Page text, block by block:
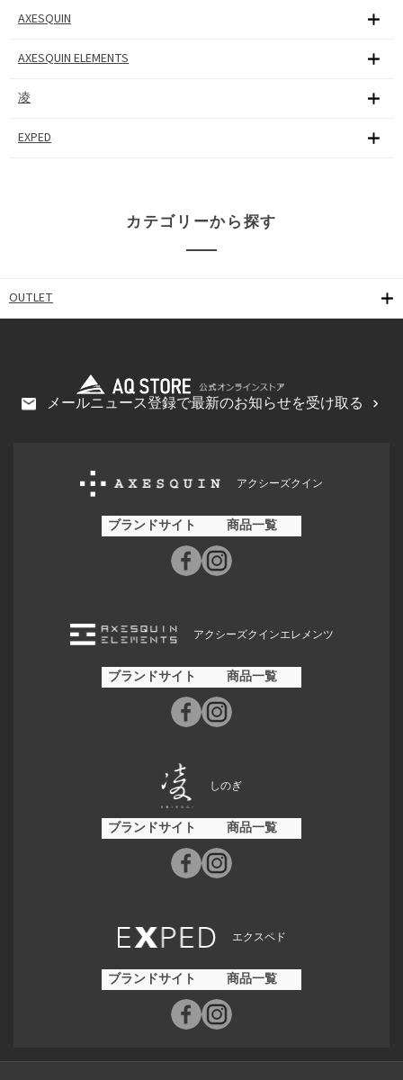
AXESQUIN
AXESQUIN ELEMENTS
凌
EXPED
カテゴリーから探す
OUTLET
メールニュース登録で最新のお知らせを受け取る
アクシーズクイン
ブランドサイト 商品一覧
アクシーズクインエレメンツ
ブランドサイト 商品一覧
しのぎ
ブランドサイト 商品一覧
エクスペド
ブランドサイト 商品一覧